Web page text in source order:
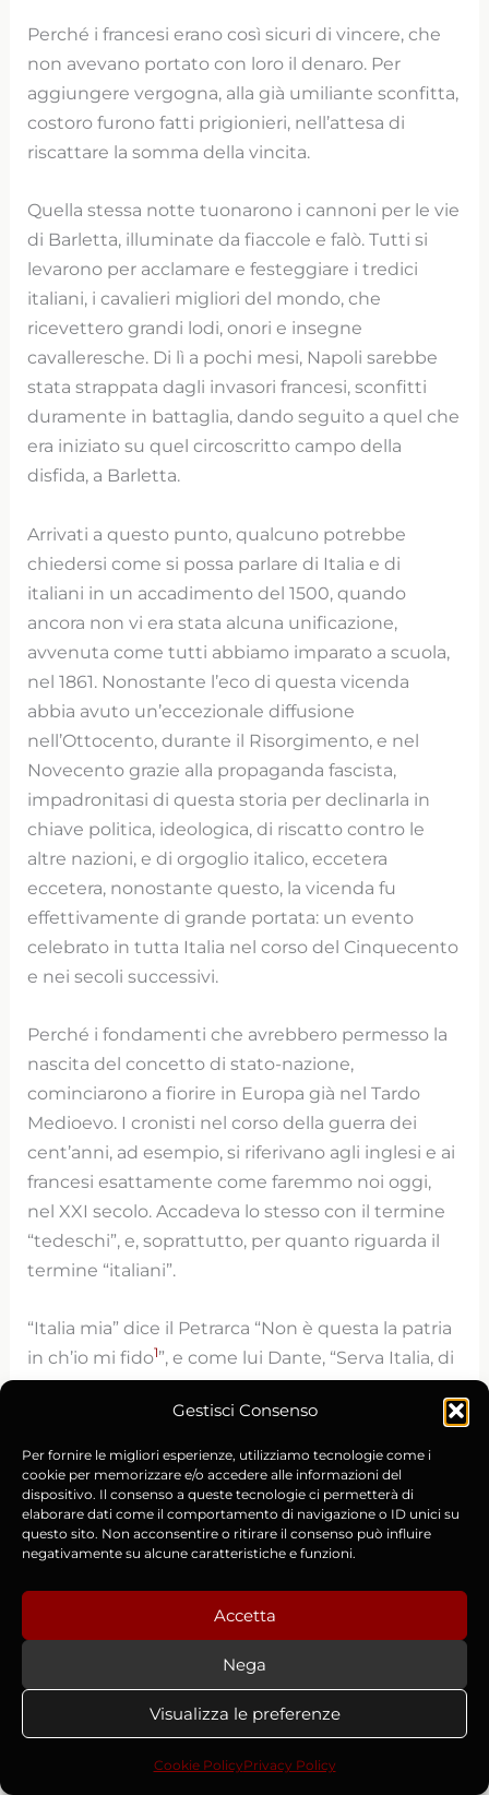
Gestisci Consenso
Per fornire le migliori esperienze, utilizziamo tecnologie come i
cookie per memorizzare e/o accedere alle informazioni del
dispositivo. Il consenso a queste tecnologie ci permetterà di
elaborare dati come il comportamento di navigazione o ID unici su
questo sito. Non acconsentire o ritirare il consenso può influire
negativamente su alcune caratteristiche e funzioni.
Accetta
Nega
Visualizza le preferenze
Cookie PolicyPrivacy Policy
Perché i francesi erano così sicuri di vincere, che
non avevano portato con loro il denaro. Per
aggiungere vergogna, alla già umiliante sconfitta,
costoro furono fatti prigionieri, nell’attesa di
riscattare la somma della vincita.
Quella stessa notte tuonarono i cannoni per le vie
di Barletta, illuminate da fiaccole e falò. Tutti si
levarono per acclamare e festeggiare i tredici
italiani, i cavalieri migliori del mondo, che
ricevettero grandi lodi, onori e insegne
cavalleresche. Di lì a pochi mesi, Napoli sarebbe
stata strappata dagli invasori francesi, sconfitti
duramente in battaglia, dando seguito a quel che
era iniziato su quel circoscritto campo della
disfida, a Barletta.
Arrivati a questo punto, qualcuno potrebbe
chiedersi come si possa parlare di Italia e di
italiani in un accadimento del 1500, quando
ancora non vi era stata alcuna unificazione,
avvenuta come tutti abbiamo imparato a scuola,
nel 1861. Nonostante l’eco di questa vicenda
abbia avuto un’eccezionale diffusione
nell’Ottocento, durante il Risorgimento, e nel
Novecento grazie alla propaganda fascista,
impadronitasi di questa storia per declinarla in
chiave politica, ideologica, di riscatto contro le
altre nazioni, e di orgoglio italico, eccetera
eccetera, nonostante questo, la vicenda fu
effettivamente di grande portata: un evento
celebrato in tutta Italia nel corso del Cinquecento
e nei secoli successivi.
Perché i fondamenti che avrebbero permesso la
nascita del concetto di stato-nazione,
cominciarono a fiorire in Europa già nel Tardo
Medioevo. I cronisti nel corso della guerra dei
cent’anni, ad esempio, si riferivano agli inglesi e ai
francesi esattamente come faremmo noi oggi,
nel XXI secolo. Accadeva lo stesso con il termine
“tedeschi”, e, soprattutto, per quanto riguarda il
termine “italiani”.
“Italia mia” dice il Petrarca “Non è questa la patria
in ch’io mi fido1”, e come lui Dante, “Serva Italia, di
dolore ostello”, e poi moltissimi altri autori che
non avevano alcuna velleità letteraria, ma che
erano guidati dalla semplice volontà di raccontare
la storia del loro tempo, come Giovanni Villani,
l’Anonimo Romano, Dino Compagni, Donato Neri,
Salimbene de Adam, persino il Machiavelli: tutti
accomunati dalla consapevolezza che gli italiani
possedessero un’unica identità culturale, al pari
dei francesi, degli inglesi e dei tedeschi.
Nel 1500, quindi, non esisteva uno stato-nazione
Italia, ma gli italiani erano tali e lo erano già
dall’Età Antica, tra l’altro, dai tempi dell’Impero
Romano. Non solo come aggettivo geografico,